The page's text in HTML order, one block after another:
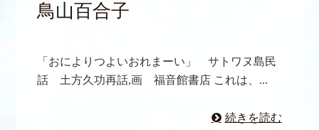
鳥山百合子
「おによりつよいおれまーい」 サトワヌ島民
話 土方久功再話,画 福音館書店 これは、...
続きを読む